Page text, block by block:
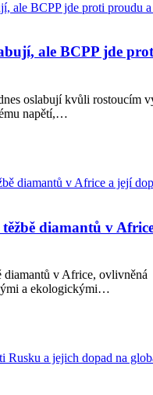
ale BCPP jde
oslabují kvůli rostoucím
napětí,…
diamantů v
diamantů v Africe, ovlivněná
a ekologickými…